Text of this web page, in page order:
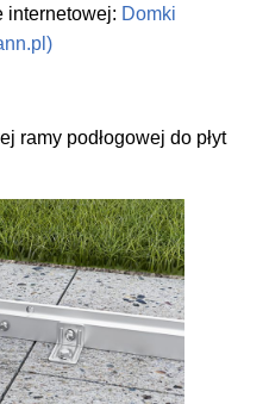
internetowej: Domki
ramy podłogowej do płyt